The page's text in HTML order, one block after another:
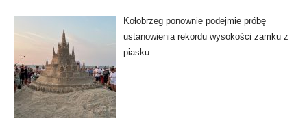
Kołobrzeg ponownie podejmie próbę
ustanowienia rekordu wysokości zamku z
piasku